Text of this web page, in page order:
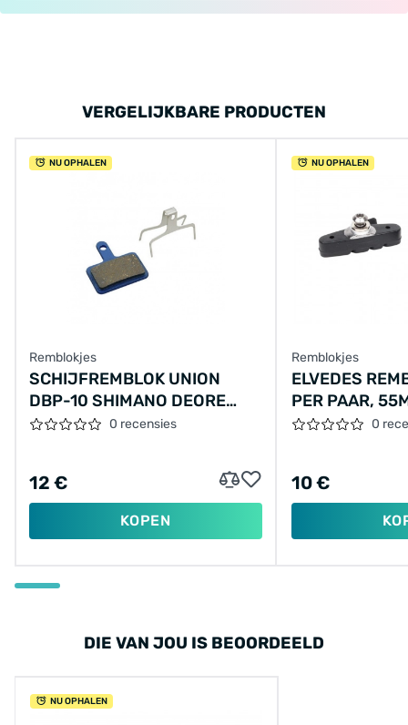
VERGELIJKBARE PRODUCTEN
NU OPHALEN
Remblokjes
SCHIJFREMBLOK UNION
DBP-10 SHIMANO DEORE
M515/M475/C501/C601
0 recensies
12 €
KOPEN
NU OPHALEN
Remblokjes
ELVEDES
PER PAAR,
UNIVERSEEL
0
10 €
DIE VAN JOU IS BEOORDEELD
NU OPHALEN